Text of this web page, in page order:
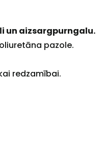
un aizsargpurngalu.
pazole.
redzamībai.